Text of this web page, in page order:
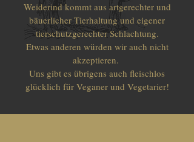
Weiderind kommt aus artgerechter und
bäuerlicher Tierhaltung und eigener
tierschutzgerechter Schlachtung.
Etwas anderen würden wir auch nicht
akzeptieren.
Uns gibt es übrigens auch fleischlos
glücklich für Veganer und Vegetarier!